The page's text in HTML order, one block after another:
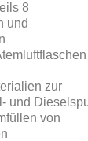
8
und
zur
und
von